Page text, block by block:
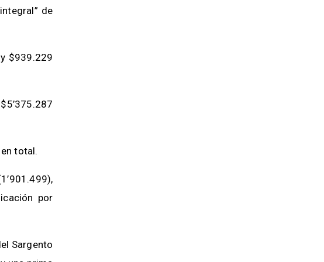
de
$939.229
total.
por
Sargento